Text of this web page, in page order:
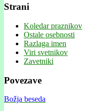
Strani
Koledar praznikov
Ostale osebnosti
Razlaga imen
Viri svetnikov
Zavetniki
Povezave
Božja beseda